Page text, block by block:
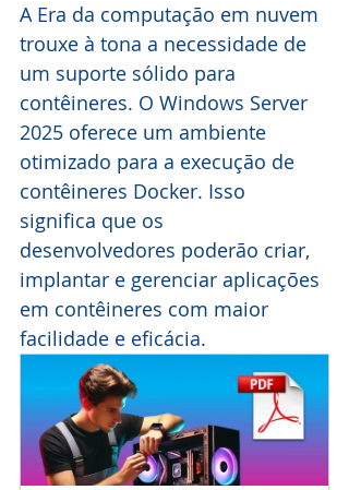
A Era da computação em nuvem
trouxe à tona a necessidade de
um suporte sólido para
contêineres. O Windows Server
2025 oferece um ambiente
otimizado para a execução de
contêineres Docker. Isso
significa que os
desenvolvedores poderão criar,
implantar e gerenciar aplicações
em contêineres com maior
facilidade e eficácia.